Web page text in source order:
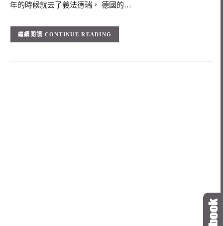
年的時候就去了義法德瑞， 德國的…
CONTINUE READING